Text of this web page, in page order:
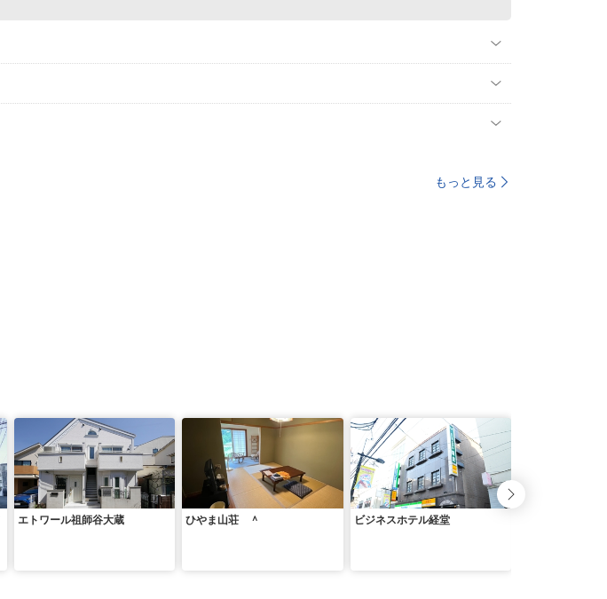
もっと見る
エトワール祖師谷大蔵 ひやま山荘 ＾ ビジネスホテル経堂